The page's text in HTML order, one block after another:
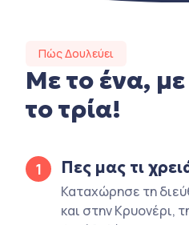
Πώς Δουλεύει
Με το ένα,
το τρία!
1 Πες μας τι
Καταχώρησε τη
και στην Κρυονέρι,